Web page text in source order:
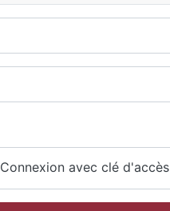
Connexion avec clé d'accès